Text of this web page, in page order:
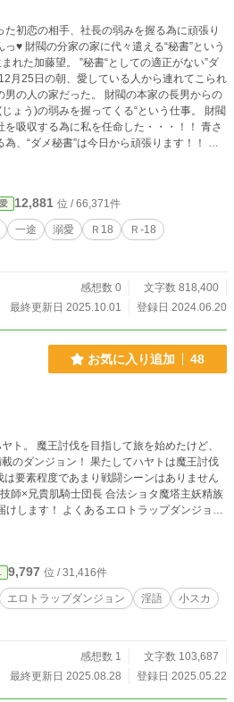
た初恋の相手、社長の弱みを握る為に頑張り
“秘書”という
まれた加藤望。 ”秘書“としての適正がない”ダ
月25日の朝、愛している人から連れてこられ
男の人の家だった。 財閥の本家の長男からの
ょう)の弱みを握ってくる“という仕事。 財閥
を吸収する為に私を任命した・・・！！ 青さ
、“ダメ秘書”は今日から頑張ります！！ 関
タさんにて恋愛トレンドランキング最高11位
きの嘘』 エブリスタさんにて恋愛トレンドラ
た？』 エブ
トレンドランキング最高30位 ※表紙イラ
12,881 位 / 66,371件
一途 溺愛 Ｒ18
Ｒ-18
感想数 0
文字数 818,400
最終更新日 2025.10.01
登録日 2024.06.20
お気に入り追加 48
ト。 魔王討伐を目指して旅を始めたけど、
のダンジョン！ 果たしてハヤトは魔王討伐
師×兄貴肌騎士団長 合法ショタ魔塔主妖精族
面目に書いてますが結局えろが書きたいん
都合主義 ※基本的には勇者視点ですがエル
は三人称になります。苦手な方ご注意下さい
ジー/結腸責/小ス
濁点喘ぎ/固定カプ/合同えっち有(一穴一棒)/
増えたりするかもです
9,797 位 / 31,416件
エロトラップダンジョン 淫語
小スカ
感想数 1
文字数 103,687
最終更新日 2025.08.28
登録日 2025.05.22